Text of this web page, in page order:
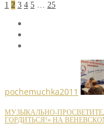
1 2 3 4 5 … 25
pochemuchka2011
МУЗЫКАЛЬНО-
ГОРДИТЬСЯ!» НА